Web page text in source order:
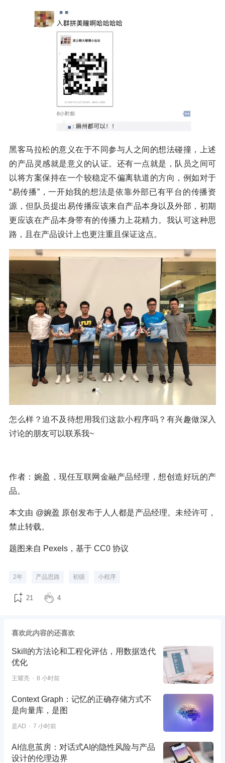
黑客马拉松的意义在于不同参与人之间的想法碰撞，上述
的产品灵感就是意义的认证。还有一点就是，队员之间可
以将方案保持在一个较稳定不偏离轨道的方向，例如对于
“易传播”，一开始我的想法是依靠外部已有平台的传播资
源，但队员提出易传播应该来自产品本身以及外部，初期
更应该在产品本身带有的传播力上花精力。我认可这种思
路，且在产品设计上也更注重且保证这点。
怎么样？迫不及待想用我们这款小程序吗？有兴趣做深入
讨论的朋友可以联系我~
作者：婉盈，现任互联网金融产品经理，想创造好玩的产
品。
本文由 @婉盈 原创发布于人人都是产品经理。未经许可，
禁止转载。
题图来自 Pexels，基于 CC0 协议
2年 产品思路 初级 小程序
21 4
喜欢此内容的还喜欢
Skill的方法论和工程化评估，用数据迭代
优化
王耀亮 8 小时前
Context Graph：记忆的正确存储方式不
是向量库，是图
是AD 7 小时前
AI信息茧房：对话式AI的隐性风险与产品
设计的伦理边界